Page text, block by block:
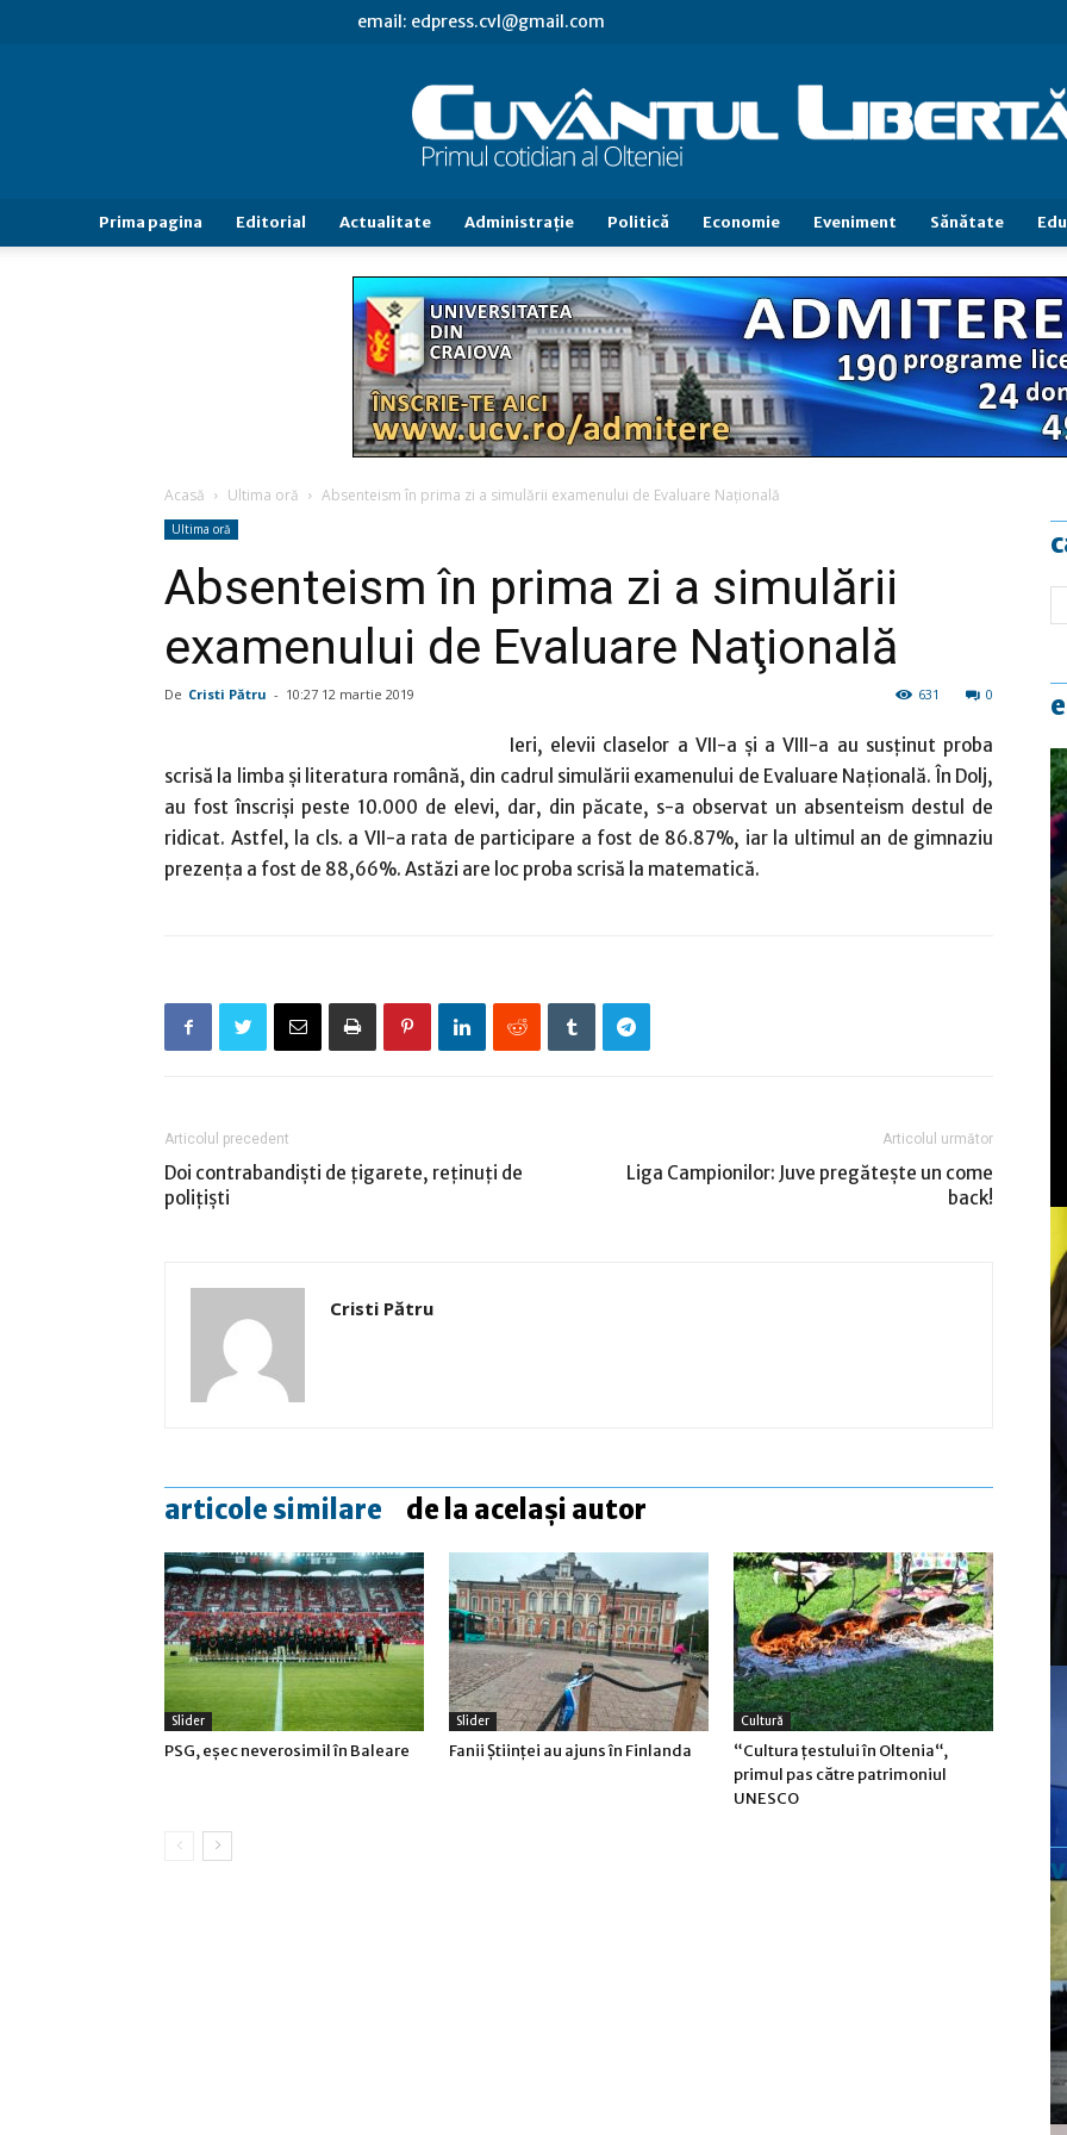
email: edpress.cvl@gmail.com
Cuvântul
Libertăţii
Prima pagina Editorial Actualitate Administraţie Politică Economie Eveniment Sănătate
Acasă Ultima oră Absenteism în prima zi a simulării examenului de Evaluare Naţională
Ultima oră
Absenteism în prima zi a simulării
examenului de Evaluare Naţională
De Cristi Pătru - 10:27 12 martie 2019 0
631
Ieri, elevii claselor a VII-a şi a VIII-a au susţinut proba
scrisă la limba şi literatura română, din cadrul simulării examenului de Evaluare Naţională. În Dolj,
au fost înscrişi peste 10.000 de elevi, dar, din păcate, s-a observat un absenteism destul de
ridicat. Astfel, la cls. a VII-a rata de participare a fost de 86.87%, iar la ultimul an de gimnaziu
prezenţa a fost de 88,66%. Astăzi are loc proba scrisă la matematică.
Articolul precedent
Doi contrabandişti de ţigarete, reţinuţi de
poliţişti
Articolul următor
Liga Campionilor: Juve pregăteşte un come
back!
Cristi Pătru
articole similare de la același autor
Slider
PSG, eşec neverosimil în Baleare
Slider
Fanii Ştiinţei au ajuns în Finlanda
Cultură
“Cultura țestului în Oltenia“,
primul pas către patrimoniul
UNESCO